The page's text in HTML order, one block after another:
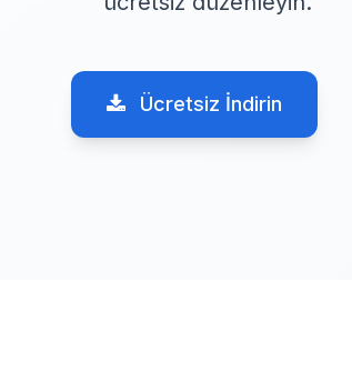
Ücretsiz İndirin